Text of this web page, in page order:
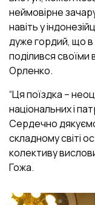
неймовірне
навіть у
дуже гордий, що в
поділився
Орленко.
“Ця поїздка –
національних і
Сердечно
складному світі
колективу
Гожа.